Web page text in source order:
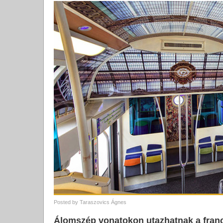
Posted by Taraszovics Ágnes
Álomszép vonatokon utazhatnak a